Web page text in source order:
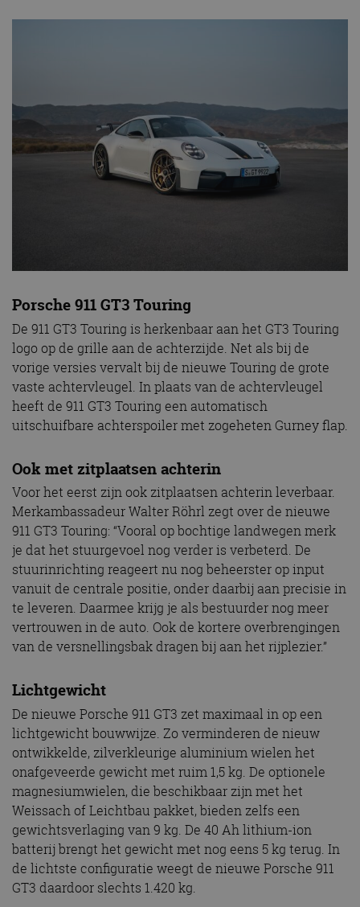
Porsche 911 GT3 Touring
De 911 GT3 Touring is herkenbaar aan het GT3 Touring
logo op de grille aan de achterzijde. Net als bij de
vorige versies vervalt bij de nieuwe Touring de grote
vaste achtervleugel. In plaats van de achtervleugel
heeft de 911 GT3 Touring een automatisch
uitschuifbare achterspoiler met zogeheten Gurney flap.
Ook met zitplaatsen achterin
Voor het eerst zijn ook zitplaatsen achterin leverbaar.
Merkambassadeur Walter Röhrl zegt over de nieuwe
911 GT3 Touring: “Vooral op bochtige landwegen merk
je dat het stuurgevoel nog verder is verbeterd. De
stuurinrichting reageert nu nog beheerster op input
vanuit de centrale positie, onder daarbij aan precisie in
te leveren. Daarmee krijg je als bestuurder nog meer
vertrouwen in de auto. Ook de kortere overbrengingen
van de versnellingsbak dragen bij aan het rijplezier.”
Lichtgewicht
De nieuwe Porsche 911 GT3 zet maximaal in op een
lichtgewicht bouwwijze. Zo verminderen de nieuw
ontwikkelde, zilverkleurige aluminium wielen het
onafgeveerde gewicht met ruim 1,5 kg. De optionele
magnesiumwielen, die beschikbaar zijn met het
Weissach of Leichtbau pakket, bieden zelfs een
gewichtsverlaging van 9 kg. De 40 Ah lithium-ion
batterij brengt het gewicht met nog eens 5 kg terug. In
de lichtste configuratie weegt de nieuwe Porsche 911
GT3 daardoor slechts 1.420 kg.